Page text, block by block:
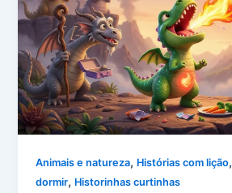
Animais e natureza, Histórias com lição,
dormir, Historinhas curtinhas